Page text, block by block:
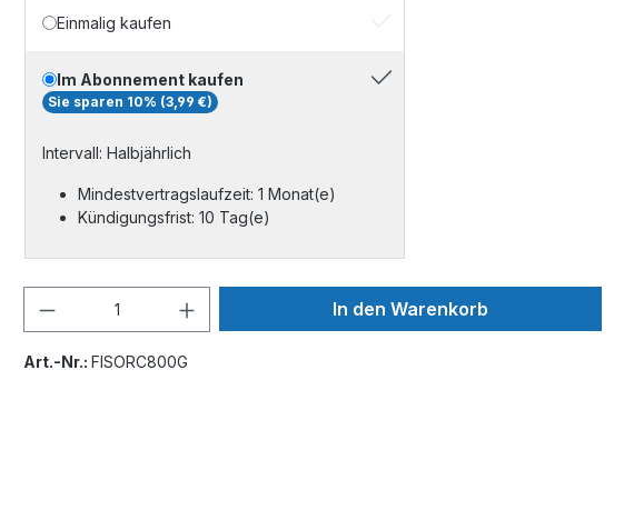
Einmalig kaufen
Im Abonnement kaufen
Sie sparen 10% (3,99 €)
Intervall: Halbjährlich
Mindestvertragslaufzeit: 1 Monat(e)
Kündigungsfrist: 10 Tag(e)
In den Warenkorb
Art.-Nr.: FISORC800G